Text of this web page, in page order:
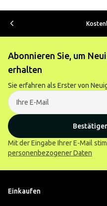
Abonnieren Sie, um
erhalten
Sie erfahren als Erster von
Mit der Eingabe Ihrer E-Mail
personenbezogener Daten
Einkaufen